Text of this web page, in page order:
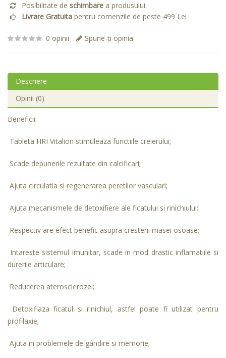
Posibilitate de schimbare a produsului
Livrare Gratuita pentru comenzile de peste 499 Lei
0 opinii Spune-ţi opinia
Descriere
Opinii (0)
Beneficii:
Tableta HRI Vitalion stimuleaza functiile creierului;
Scade depunerile rezultate din calcificari;
Ajuta circulatia si regenerarea peretilor vasculari;
Ajuta mecanismele de detoxifiere ale ficatului si rinichiului;
Respectiv are efect benefic asupra cresterii masei osoase;
Intareste sistemul imunitar, scade in mod drastic inflamatiile si
durerile articulare;
Reducerea aterosclerozei;
Detoxifiaza ficatul si rinichiul, astfel poate fi utilizat pentru
profilaxie;
Ajuta in problemele de gândire si memorie;